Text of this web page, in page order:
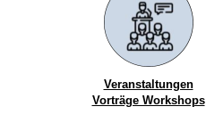
Veranstaltungen
Vorträge Workshops